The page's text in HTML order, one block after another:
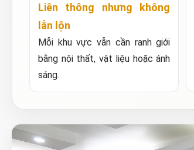
Liên thông nhưng không
lẫn lộn
Mỗi khu vực vẫn cần ranh giới
bằng nội thất, vật liệu hoặc ánh
sáng.